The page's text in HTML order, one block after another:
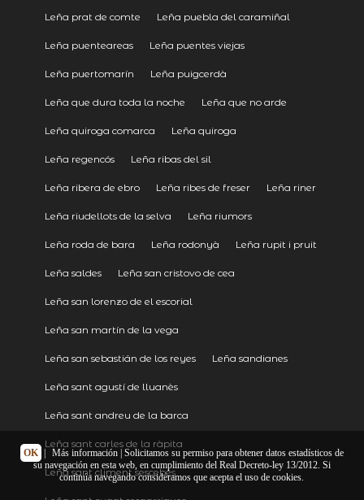
Leña prat de comte Leña puebla del caramiñal
Leña puenteareas Leña puentes viejas
Leña puertomarín Leña puigcerdà
Leña que dura toda la noche Leña que no arde
Leña quiroga comarca Leña quiroga
Leña regencós Leña ribas del sil
Leña ribera de ebro Leña ribes de freser Leña riner
Leña riudellots de la selva Leña riumors
Leña roda de bara Leña rodonyà Leña rupit i pruit
Leña saldes Leña san cristovo de cea
Leña san lorenzo de el escorial
Leña san martín de la vega
Leña san sebastián de los reyes Leña sandianes
Leña sant agustí de lluanès
Leña sant andreu de la barca
Leña sant carles de la ràpita
Leña sant climent sescebes
OK Más información| Solicitamos su permiso para obtener datos estadísticos de
su navegación en esta web, en cumplimiento del Real Decreto-ley 13/2012. Si
continúa navegando consideramos que acepta el uso de cookies.